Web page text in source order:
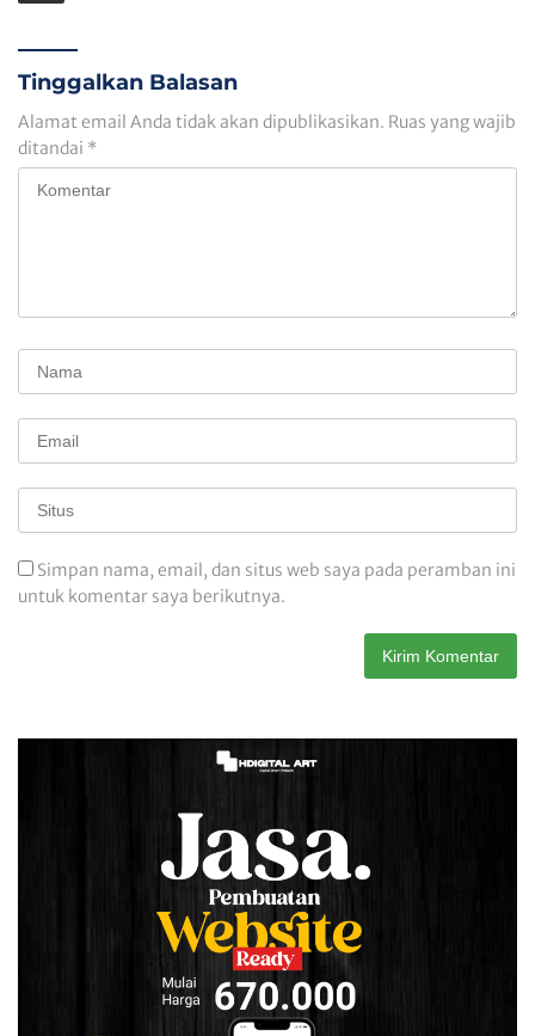
Tinggalkan Balasan
Alamat email Anda tidak akan dipublikasikan. Ruas yang wajib
ditandai *
Simpan nama, email, dan situs web saya pada peramban ini
untuk komentar saya berikutnya.